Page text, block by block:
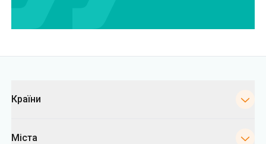
Країни
Міста